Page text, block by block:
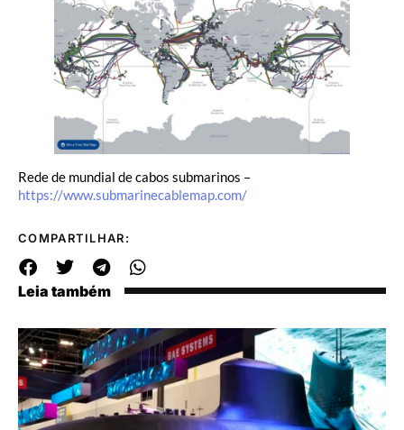
Rede de mundial de cabos submarinos –
https://www.submarinecablemap.com/
COMPARTILHAR:
Leia também